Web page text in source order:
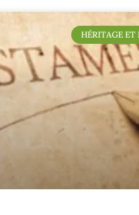
HÉRITAGE